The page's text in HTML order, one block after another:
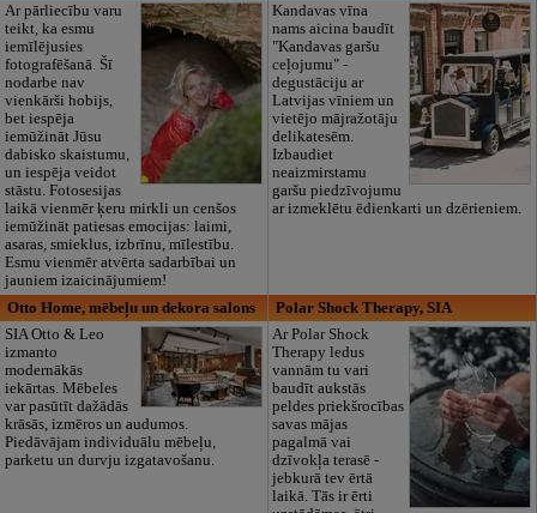
Ar pārliecību varu
teikt, ka esmu
iemīlējusies
fotografēšanā. Šī
nodarbe nav
vienkārši hobijs,
bet iespēja
iemūžināt Jūsu
dabisko skaistumu,
un iespēja veidot
stāstu. Fotosesijas
laikā vienmēr ķeru mirkli un cenšos
iemūžināt patiesas emocijas: laimi,
asaras, smieklus, izbrīnu, mīlestību.
Esmu vienmēr atvērta sadarbībai un
jauniem izaicinājumiem!
Kandavas vīna
nams aicina baudīt
"Kandavas garšu
ceļojumu" -
degustāciju ar
Latvijas vīniem un
vietējo mājražotāju
delikatesēm.
Izbaudiet
neaizmirstamu
garšu piedzīvojumu
ar izmeklētu ēdienkarti un dzērieniem.
Otto Home, mēbeļu un dekora salons
SIA Otto & Leo
izmanto
modernākās
iekārtas. Mēbeles
var pasūtīt dažādās
krāsās, izmēros un audumos.
Piedāvājam individuālu mēbeļu,
parketu un durvju izgatavošanu.
Polar Shock Therapy, SIA
Ar Polar Shock
Therapy ledus
vannām tu vari
baudīt aukstās
peldes priekšrocības
savas mājas
pagalmā vai
dzīvokļa terasē -
jebkurā tev ērtā
laikā. Tās ir ērti